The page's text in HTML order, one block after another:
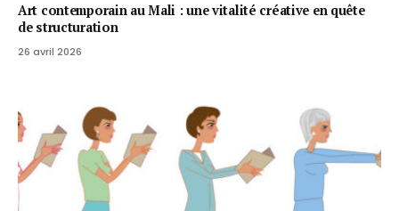
Art contemporain au Mali : une vitalité créative en quête
de structuration
26 avril 2026